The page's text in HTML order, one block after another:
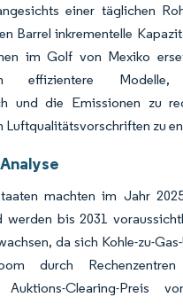
einer täglichen
Barrel inkrementelle
im Golf von Mexiko
effizientere
und die Emissionen zu
Luftqualitätsvorschriften zu
machten im Jahr
werden bis 2031
da sich Kohle-zu-
durch Rechenzentren
Auktions-Clearing-Preis